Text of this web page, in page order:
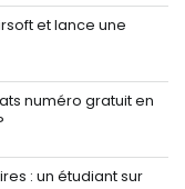
et lance une
numéro gratuit en
: un étudiant sur